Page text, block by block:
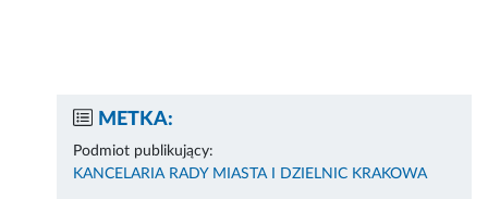
METKA:
Podmiot publikujący:
KANCELARIA RADY MIASTA I DZIELNIC KRAKOWA